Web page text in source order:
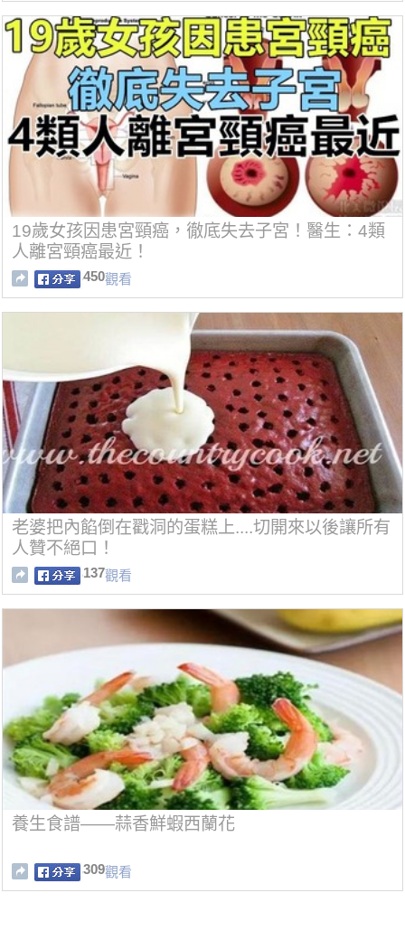
19歲女孩因患宮頸癌，徹底失去子宮！醫生：4類
人離宮頸癌最近！
450觀看
老婆把內餡倒在戳洞的蛋糕上....切開來以後讓所有
人贊不絕口！
137觀看
養生食譜——蒜香鮮蝦西蘭花
309觀看